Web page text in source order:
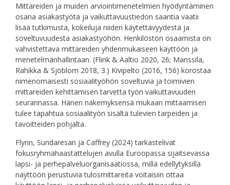
Mittareiden ja muiden arviointimenetelmien hyödyntäminen
osana asiakastyötä ja vaikuttavuustiedon saantia vaatii
lisää tutkimusta, kokeiluja niiden käytettävyydestä ja
soveltuvuudesta asiakastyöhön. Henkilöstön osaamista on
vahvistettava mittareiden yhdenmukaiseen käyttöön ja
menetelmänhallintaan. (Flink & Aaltio 2020, 26; Manssila,
Rahikka & Sjöblom 2018, 3.) Kivipelto (2016, 156) korostaa
nimenomaisesti sosiaalityöhön soveltuvia ja toimivien
mittareiden kehittämisen tarvetta työn vaikuttavuuden
seurannassa. Hänen näkemyksensä mukaan mittaamisen
tulee tapahtua sosiaalityön sisältä tulevien tarpeiden ja
tavoitteiden pohjalta.
Flynn, Sundaresan ja Caffrey (2024) tarkastelivat
fokusryhmähaastattelujen avulla Euroopassa sijaitsevassa
lapsi- ja perhepalveluorganisaatiossa, millä edellytyksillä
näyttöön perustuvia tulosmittareita voitaisiin ottaa